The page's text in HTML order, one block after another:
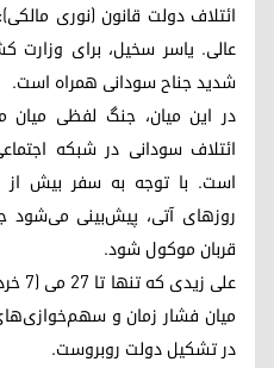
ائتلاف دولت قانون (نوری
عالی. یاسر سخیل، برای وزارت
شدید جناح سودانی همراه است.
در این میان، جنگ لفظی میان
ائتلاف سودانی در شبکه
روزهای آتی، پیش‌بینی می‌شود
قربان موکول شود.
علی
میان فشار زمان و
در تشکیل دولت روبروست.